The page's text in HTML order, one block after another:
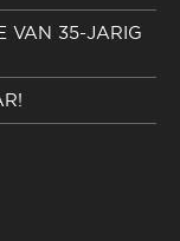
VAN 35-JARIG